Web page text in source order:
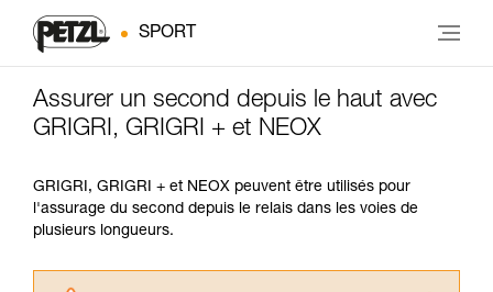
SPORT
Assurer un second depuis le haut avec
GRIGRI, GRIGRI + et NEOX
GRIGRI, GRIGRI + et NEOX peuvent être utilisés pour
l'assurage du second depuis le relais dans les voies de
plusieurs longueurs.